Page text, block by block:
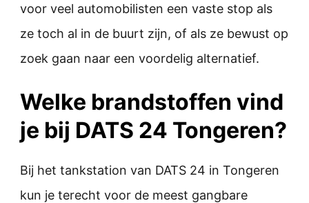
voor veel automobilisten een vaste stop als
ze toch al in de buurt zijn, of als ze bewust op
zoek gaan naar een voordelig alternatief.
Welke brandstoffen vind
je bij DATS 24 Tongeren?
Bij het tankstation van DATS 24 in Tongeren
kun je terecht voor de meest gangbare